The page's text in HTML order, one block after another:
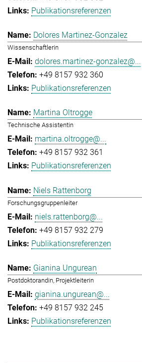
Publikationsreferenzen
Dolores Martinez-Gonzalez
Wissenschaftlerin
dolores.martinez-gonzalez@...
+49 8157 932 360
Publikationsreferenzen
Martina Oltrogge
Technische Assistentin
martina.oltrogge@...
+49 8157 932 361
Publikationsreferenzen
Niels Rattenborg
Forschungsgruppenleiter
niels.rattenborg@...
+49 8157 932 279
Publikationsreferenzen
Gianina Ungurean
Postdoktorandin, Projektleiterin
gianina.ungurean@...
+49 8157 932 245
Publikationsreferenzen